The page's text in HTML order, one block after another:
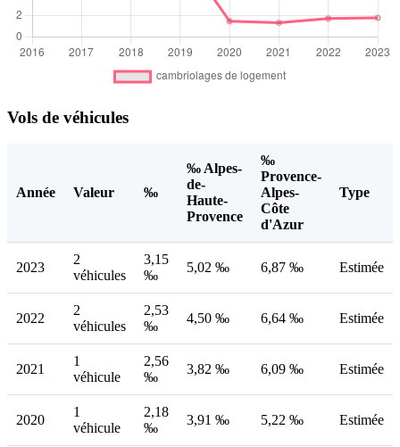
Vols de véhicules
Année Valeur ‰
‰ Alpes-
de-
Haute-
Provence
‰
Provence-
Alpes-
Côte
d'Azur
Type
2023
2
véhicules
3,15
‰
5,02 ‰ 6,87 ‰ Estimée
2022
2
véhicules
2,53
‰
4,50 ‰ 6,64 ‰ Estimée
2021
1
véhicule
2,56
‰
3,82 ‰ 6,09 ‰ Estimée
2020
1
véhicule
2,18
‰
3,91 ‰ 5,22 ‰ Estimée